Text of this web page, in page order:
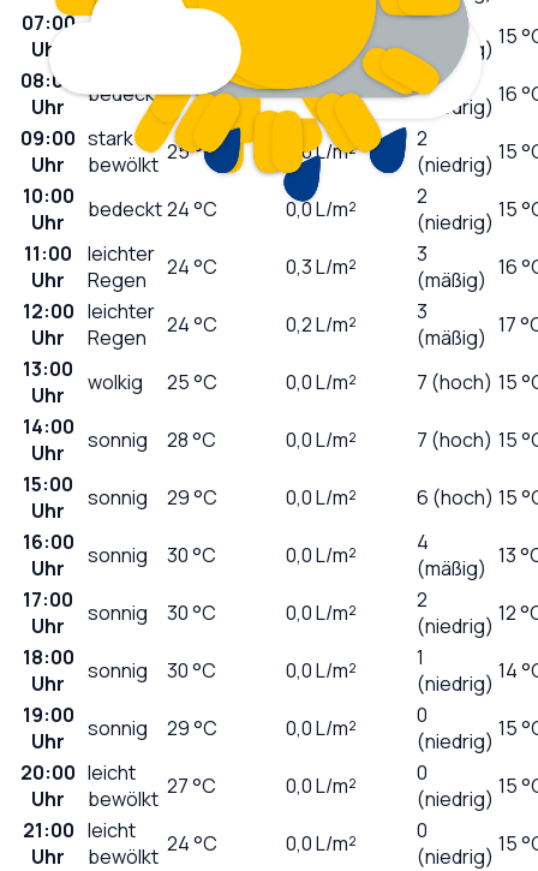
07:00
Uhr
0
(niedrig) 15
08:00
Uhr
bedeckt23°C 0,0L/m²
(niedrig) 16
09:00
Uhr
stark
bewölkt 25°C 0,0L/m²
2
(niedrig) 15
10:00
Uhr
bedeckt24°C 0,0L/m²
2
(niedrig) 15
11:00
Uhr
leichter
Regen
24°C 0,3L/m²
3
(mäßig) 16
12:00
Uhr
leichter
Regen
24°C 0,2L/m²
3
(mäßig) 17
13:00
Uhr
wolkig 25°C 0,0L/m² 7 (hoch) 15
14:00
Uhr
sonnig 28°C 0,0L/m² 7 (hoch) 15
15:00
Uhr
sonnig 29°C 0,0L/m² 6 (hoch) 15
16:00
Uhr
sonnig 30°C 0,0L/m²
4
(mäßig) 13
17:00
Uhr
sonnig 30°C 0,0L/m²
2
(niedrig) 12
18:00
Uhr
sonnig 30°C 0,0L/m²
1
(niedrig) 14
19:00
Uhr
sonnig 29°C 0,0L/m²
0
(niedrig) 15
20:00
Uhr
leicht
bewölkt 27°C 0,0L/m²
0
(niedrig) 15
21:00
Uhr
leicht
bewölkt 24°C 0,0L/m²
0
(niedrig) 15